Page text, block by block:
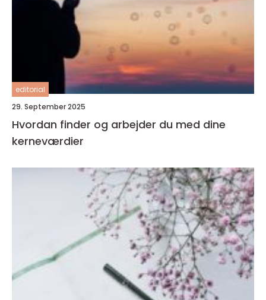
editorial
29. September 2025
Hvordan finder og arbejder du med dine
kerneværdier